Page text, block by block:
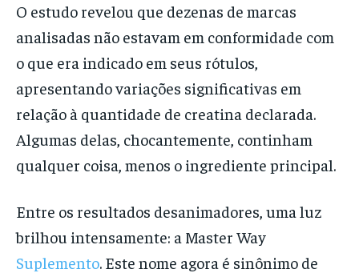
O estudo revelou que dezenas de marcas
analisadas não estavam em conformidade com
o que era indicado em seus rótulos,
apresentando variações significativas em
relação à quantidade de creatina declarada.
Algumas delas, chocantemente, continham
qualquer coisa, menos o ingrediente principal.
Entre os resultados desanimadores, uma luz
brilhou intensamente: a Master Way
Suplemento. Este nome agora é sinônimo de